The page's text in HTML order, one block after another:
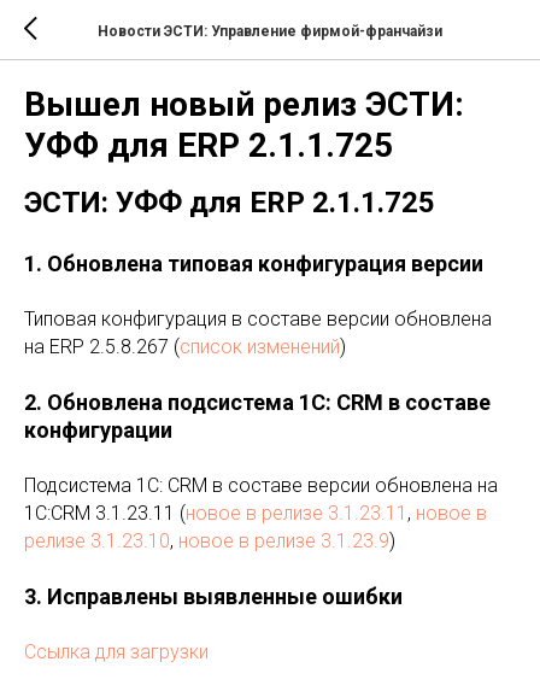
Новости ЭСТИ: Управление фирмой-франчайзи
Вышел новый релиз ЭСТИ:
УФФ для ERP 2.1.1.725
ЭСТИ: УФФ для ERP 2.1.1.725
1. Обновлена типовая конфигурация версии
Типовая конфигурация в составе версии обновлена
на ERP 2.5.8.267 (список изменений)
2. Обновлена подсистема 1С: CRM в составе
конфигурации
Подсистема 1С: CRM в составе версии обновлена на
1C:CRM 3.1.23.11 (новое в релизе 3.1.23.11 , новое в
релизе 3.1.23.10, новое в релизе 3.1.23.9)
3. Исправлены выявленные ошибки
Ссылка для загрузки